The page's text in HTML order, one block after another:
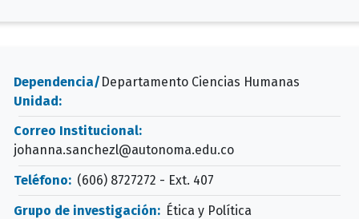
Dependencia/
Unidad:
Departamento Ciencias Humanas
Correo Institucional:
johanna.sanchezl@autonoma.edu.co
Teléfono: (606) 8727272 - Ext. 407
Grupo de investigación: Ética y Política